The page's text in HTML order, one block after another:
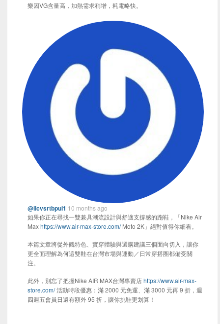
樂因VG含量高，加熱需求稍增，耗電略快。
@ilcvsrtbpul1 10 months ago
如果你正在尋找一雙兼具潮流設計與舒適支撐感的跑鞋，「Nike Air
Maxhttps://www.air-max-store.com/Moto 2K」絕對值得你細看。
本篇文章將從外觀特色、實穿體驗與選購建議三個面向切入，讓你
更全面理解為何這雙鞋在台灣市場與運動／日常穿搭圈都備受關
注。
此外，別忘了把握Nike AIR MAX台灣專賣店https://www.air-max-
store.com/活動時段優惠：滿 2000 元免運、滿 3000 元再 9 折，週
四週五會員日還有額外 95 折，讓你挑鞋更划算！